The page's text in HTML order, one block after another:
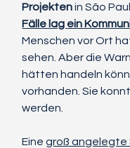
Projekten in São
Fälle lag ein
Menschen vor Ort
sehen. Aber die
hätten handeln
vorhanden. Sie
werden.
Eine groß angelegte